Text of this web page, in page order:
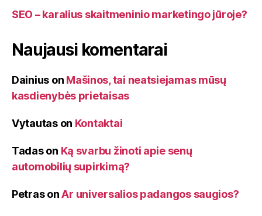
SEO – karalius skaitmeninio marketingo jūroje?
Naujausi komentarai
Dainius on Mašinos, tai neatsiejamas mūsų
kasdienybės prietaisas
Vytautason Kontaktai
Tadason Ką svarbu žinoti apie senų
automobilių supirkimą?
PetrasonAr universalios padangos saugios?